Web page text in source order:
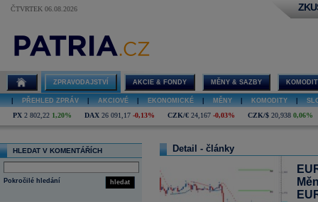
ČTVRTEK 06.08.2026
ZPRAVODAJSTVÍ AKCIE & FONDY MĚNY & SAZBY
PŘEHLED ZPRÁV AKCIOVÉ EKONOMICKÉ MĚNY KOMODITY
PX 2 802,22 1,20% DAX 26 091,17 -0,13% CZK/€ 24,167 -0,03% CZK/$ 20,938 0,06%
HLEDAT V KOMENTÁŘÍCH
hledat
Pokročilé hledání
Detail - články